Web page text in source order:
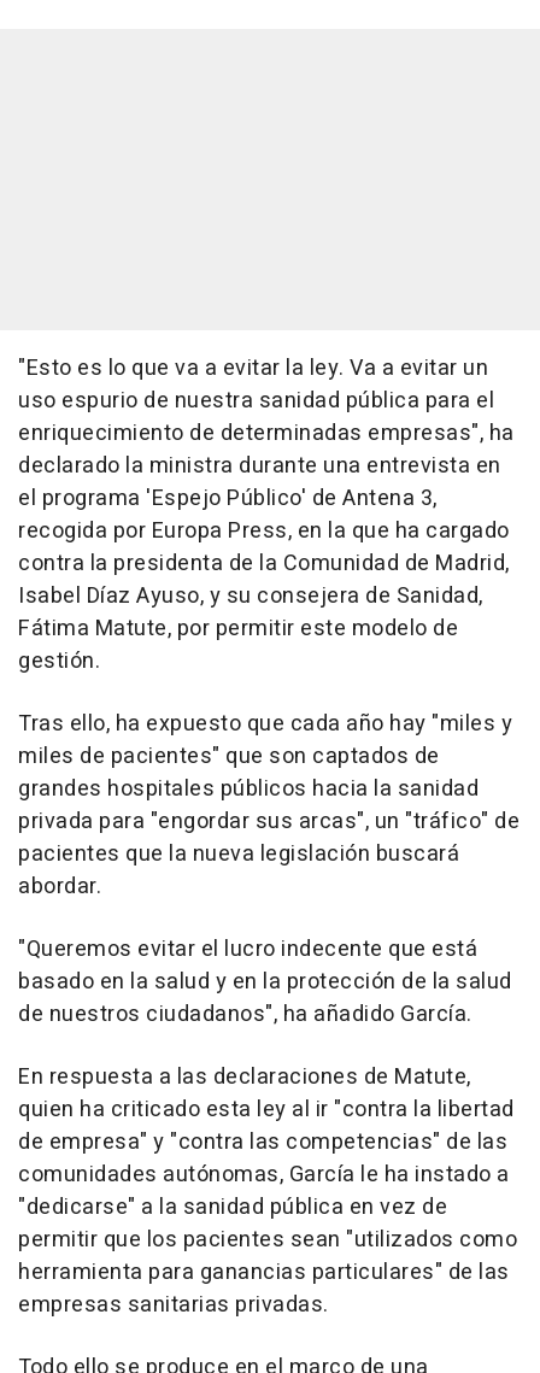
"Esto es lo que va a evitar la ley. Va a evitar un
uso espurio de nuestra sanidad pública para el
enriquecimiento de determinadas empresas", ha
declarado la ministra durante una entrevista en
el programa 'Espejo Público' de Antena 3,
recogida por Europa Press, en la que ha cargado
contra la presidenta de la Comunidad de Madrid,
Isabel Díaz Ayuso, y su consejera de Sanidad,
Fátima Matute, por permitir este modelo de
gestión.
Tras ello, ha expuesto que cada año hay "miles y
miles de pacientes" que son captados de
grandes hospitales públicos hacia la sanidad
privada para "engordar sus arcas", un "tráfico" de
pacientes que la nueva legislación buscará
abordar.
"Queremos evitar el lucro indecente que está
basado en la salud y en la protección de la salud
de nuestros ciudadanos", ha añadido García.
En respuesta a las declaraciones de Matute,
quien ha criticado esta ley al ir "contra la libertad
de empresa" y "contra las competencias" de las
comunidades autónomas, García le ha instado a
"dedicarse" a la sanidad pública en vez de
permitir que los pacientes sean "utilizados como
herramienta para ganancias particulares" de las
empresas sanitarias privadas.